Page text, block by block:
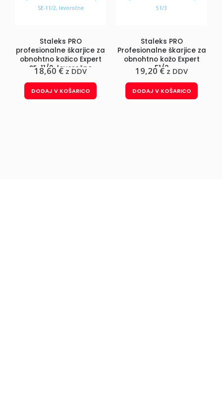
Staleks PRO
profesionalne škarjice za
obnohtno kožico Expert
SE-11/2, levoročne
18,60€ z DDV
DODAJ V KOŠARICO
Staleks PRO
Profesionalne škarjice za
obnohtno kožo Expert
51/3
19,20 € z DDV
DODAJ V KOŠARICO